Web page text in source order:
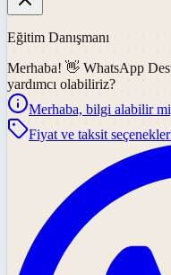
Eğitim Danışmanı
Merhaba! 👋 WhatsApp
yardımcı olabiliriz?
Merhaba, bilgi alabilir
Fiyat ve taksit